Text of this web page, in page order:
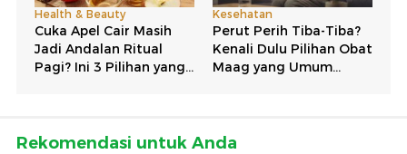
Rekomendasi untuk Anda